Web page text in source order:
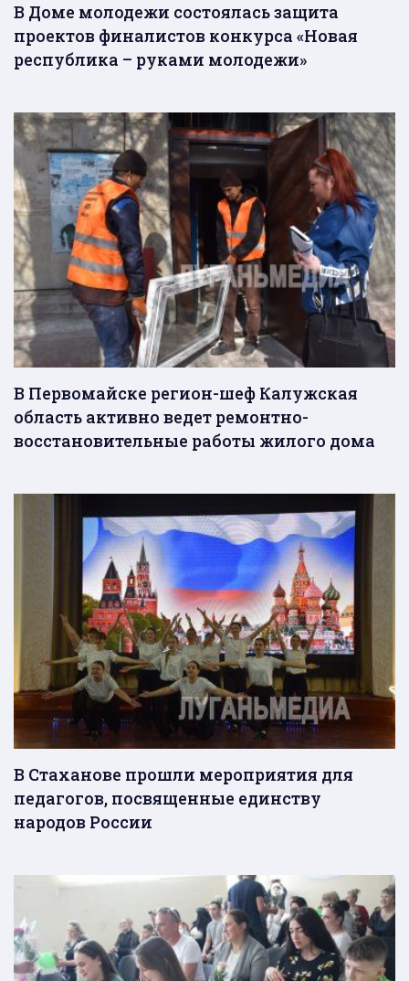
В Доме молодежи состоялась защита
проектов финалистов конкурса «Новая
республика – руками молодежи»
В Первомайске регион-шеф Калужская
область активно ведет ремонтно-
восстановительные работы жилого дома
В Стаханове прошли мероприятия для
педагогов, посвященные единству
народов России